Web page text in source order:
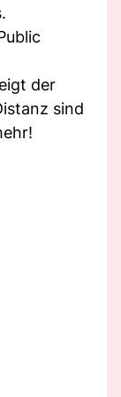
der
sind